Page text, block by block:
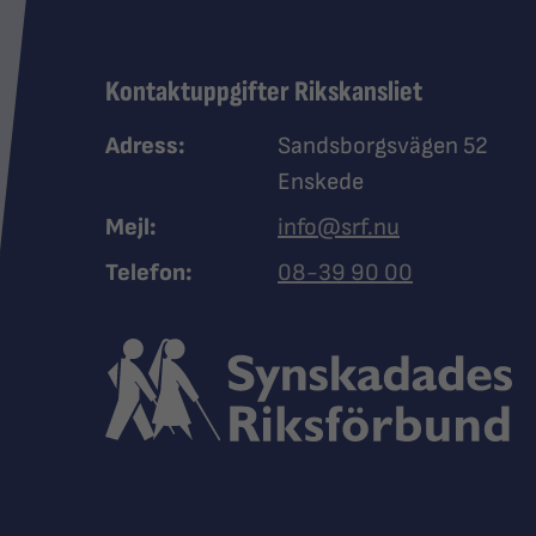
Kontaktuppgifter Rikskansliet
Adress:
Sandsborgsvägen 52
Enskede
Mejl:
info@srf.nu
Telefon:
Ring Synskadades
08-39 90 00